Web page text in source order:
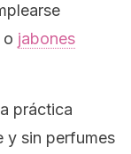
o jabones
práctica
y sin perfumes